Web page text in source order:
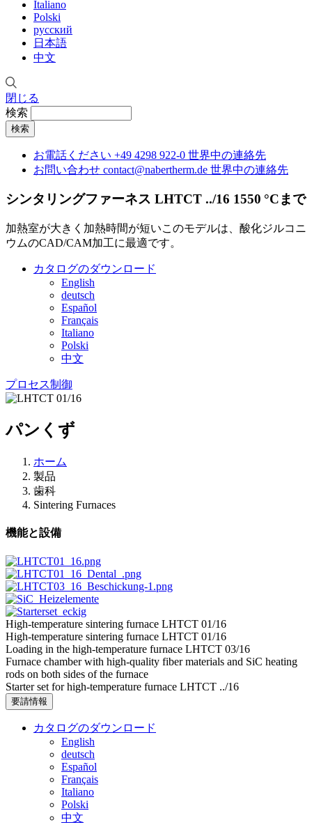
Italiano
Polski
русский
日本語
中文
閉じる
検索
お電話ください +49 4298 922-0 世界中の連絡先
お問い合わせ contact@nabertherm.de 世界中の連絡先
シンタリングファーネス LHTCT ../16 1550 °Cまで
加熱室が大きく加熱時間が短いこのモデルは、酸化ジルコニ
ウムのCAD/CAM加工に最適です。
カタログのダウンロード
English
deutsch
Español
Français
Italiano
Polski
中文
プロセス制御
パンくず
ホーム
製品
歯科
Sintering Furnaces
機能と設備
High-temperature sintering furnace LHTCT 01/16
High-temperature sintering furnace LHTCT 01/16
Loading in the high-temperature furnace LHTCT 03/16
Furnace chamber with high-quality fiber materials and SiC heating
rods on both sides of the furnace
Starter set for high-temperature furnace LHTCT ../16
要請情報
カタログのダウンロード
English
deutsch
Español
Français
Italiano
Polski
中文